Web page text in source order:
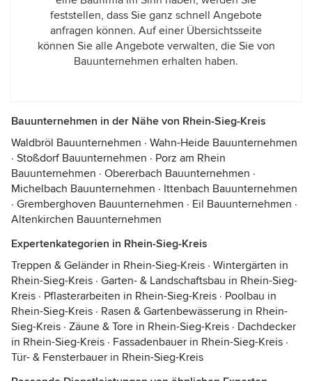
feststellen, dass Sie ganz schnell Angebote
anfragen können. Auf einer Übersichtsseite
können Sie alle Angebote verwalten, die Sie von
Bauunternehmen erhalten haben.
Bauunternehmen in der Nähe von Rhein-Sieg-Kreis
Waldbröl Bauunternehmen · Wahn-Heide Bauunternehmen
· Stoßdorf Bauunternehmen · Porz am Rhein
Bauunternehmen · Obererbach Bauunternehmen ·
Michelbach Bauunternehmen · Ittenbach Bauunternehmen
· Gremberghoven Bauunternehmen · Eil Bauunternehmen ·
Altenkirchen Bauunternehmen
Expertenkategorien in Rhein-Sieg-Kreis
Treppen & Geländer in Rhein-Sieg-Kreis · Wintergärten in
Rhein-Sieg-Kreis · Garten- & Landschaftsbau in Rhein-Sieg-
Kreis · Pflasterarbeiten in Rhein-Sieg-Kreis · Poolbau in
Rhein-Sieg-Kreis · Rasen & Gartenbewässerung in Rhein-
Sieg-Kreis · Zäune & Tore in Rhein-Sieg-Kreis · Dachdecker
in Rhein-Sieg-Kreis · Fassadenbauer in Rhein-Sieg-Kreis ·
Tür- & Fensterbauer in Rhein-Sieg-Kreis